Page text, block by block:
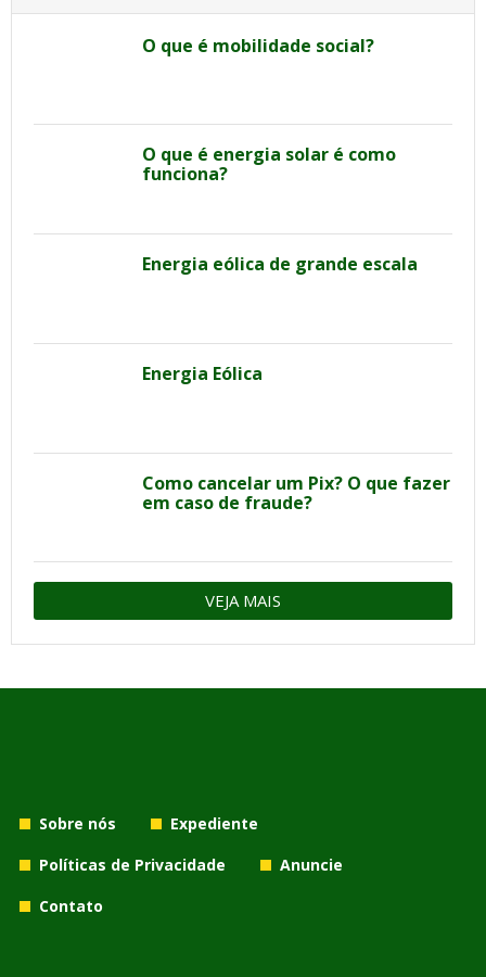
O que é mobilidade social?
O que é energia solar é como
funciona?
Energia eólica de grande escala
Energia Eólica
Como cancelar um Pix? O que fazer
em caso de fraude?
VEJA MAIS
Sobre nós
Expediente
Políticas de Privacidade
Anuncie
Contato